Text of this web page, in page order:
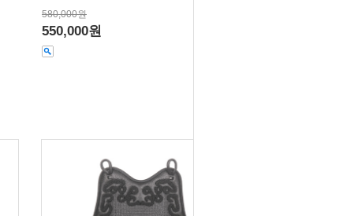
580,000원
550,000원